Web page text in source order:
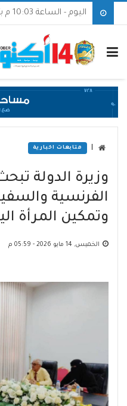
اليوم - الساعة 10:03 م بتوقيت مدينة عدن
متابعات اخبارية
وزيرة الدولة
الفرنسية
وتمكين المرأة
الخميس, 14 مايو 2026 - 05:59 م